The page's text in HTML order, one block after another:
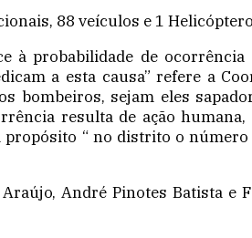
88 veículos e 1
à probabilidade de
a esta causa” refere a
bombeiros, sejam eles
resulta de ação
“ no distrito o
André Pinotes Batista